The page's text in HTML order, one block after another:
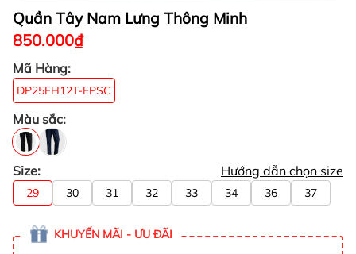
Quần Tây Nam Lưng Thông Minh
850.000₫
Mã Hàng:
DP25FH12T-EPSC
Màu sắc:
Size: Hướng dẫn chọn size
29 30 31 32 33 34 36 37
KHUYẾN MÃI - ƯU ĐÃI